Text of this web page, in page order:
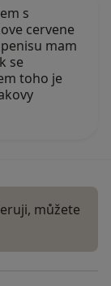
s
cervene
mam
se
toho je
můžete